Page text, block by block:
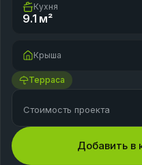
Кухня
9.1 м²
Крыша
Терраса
Стоимость проекта
Добавить в